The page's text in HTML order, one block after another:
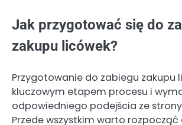
Jak przygotować się do
zakupu licówek?
Przygotowanie do zabiegu zakupu
kluczowym etapem procesu i
odpowiedniego podejścia ze
Przede wszystkim warto rozpocząć